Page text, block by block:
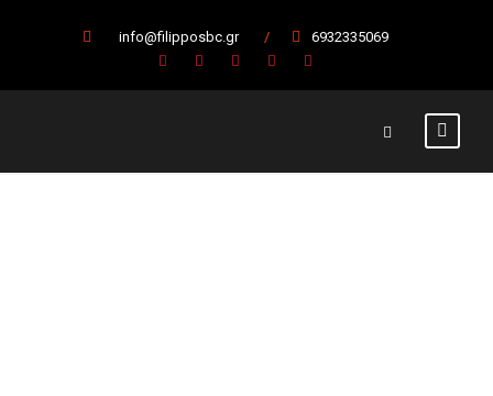
info@filipposbc.gr / 6932335069